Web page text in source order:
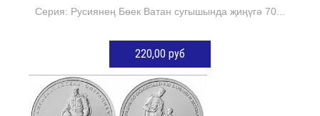
Серия: Русиянең Бөек Ватан сугышында җиңүгә 70...
220,00 руб
КӘРҖИНГӘ ӨСТӘҮ